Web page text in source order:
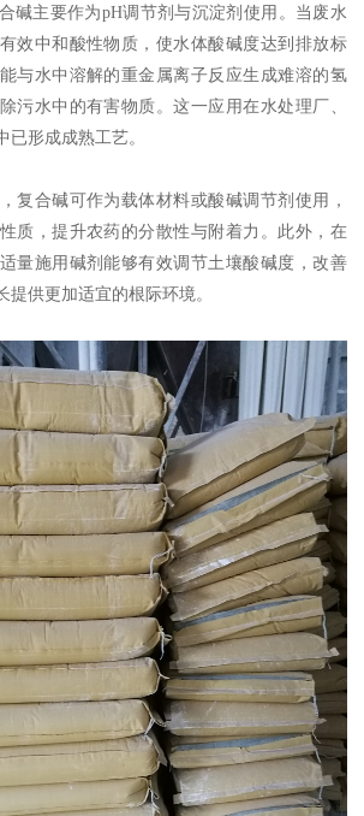
碱主要作为pH调节剂与沉淀剂使用。当废水
效中和酸性物质，使水体酸碱度达到排放标
与水中溶解的重金属离子反应生成难溶的氢
污水中的有害物质。这一应用在水处理厂、
已形成成熟工艺。
复合碱可作为载体材料或酸碱调节剂使用，
质，提升农药的分散性与附着力。此外，在
量施用碱剂能够有效调节土壤酸碱度，改善
提供更加适宜的根际环境。